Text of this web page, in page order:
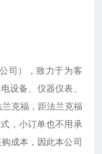
司），致力于为客
设备、仪器仪表、
克福，距法兰克福
，小订单也不用承
成本，因此本公司